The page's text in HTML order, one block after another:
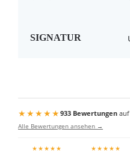
SIGNATUR
★★★★★933 Bewertungenauf
Alle Bewertungen ansehen →
★★★★★ ★★★★★